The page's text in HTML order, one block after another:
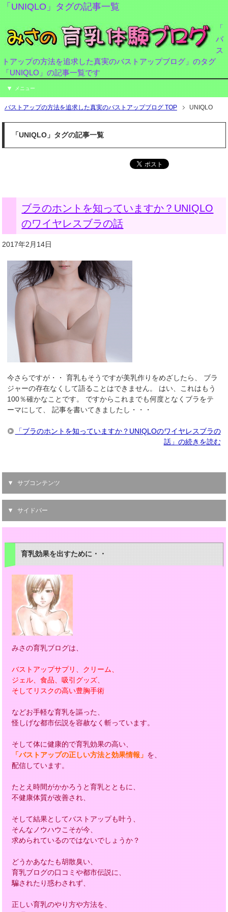
「UNIQLO」タグの記事一覧
「
バ
ス
トアップの方法を追求した真実のバストアップブログ」のタグ
「UNIQLO」の記事一覧です
メニュー
バストアップの方法を追求した真実のバストアップブログ TOP UNIQLO
「UNIQLO」タグの記事一覧
ブラのホントを知っていますか？UNIQLO
のワイヤレスブラの話
2017年2月14日
今さらですが・・ 育乳もそうですが美乳作りをめざしたら、 ブラ
ジャーの存在なくして語ることはできません。 はい、これはもう
100％確かなことです。 ですからこれまでも何度となくブラをテ
ーマにして、 記事を書いてきましたし・・・
「ブラのホントを知っていますか？UNIQLOのワイヤレスブラの
話」の続きを読む
サブコンテンツ
サイドバー
育乳効果を出すために・・
みさの育乳ブログは、
バストアップサプリ、クリーム、
ジェル、食品、吸引グッズ、
そしてリスクの高い豊胸手術
などお手軽な育乳を謳った、
怪しげな都市伝説を容赦なく斬っています。
そして体に健康的で育乳効果の高い、
「バストアップの正しい方法と効果情報」 を、
配信しています。
たとえ時間がかかろうと育乳とともに、
不健康体質が改善され、
そして結果としてバストアップも叶う、
そんなノウハウこそが今、
求められているのではないでしょうか？
どうかあなたも胡散臭い、
育乳ブログの口コミや都市伝説に、
騙されたり惑わされず、
正しい育乳のやり方や方法を、